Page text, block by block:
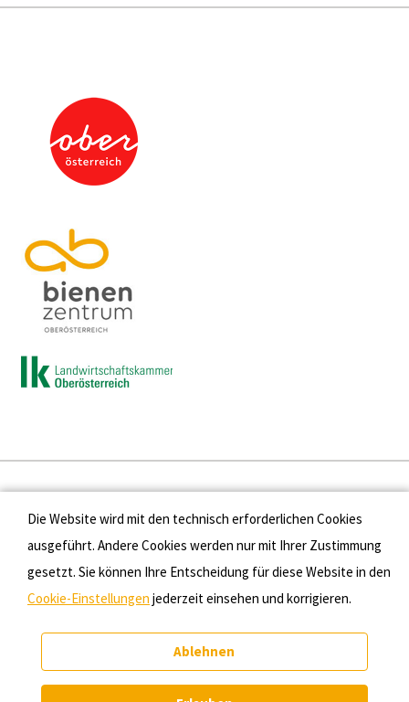
Presse
Kontakt
Datenschutz
Cookie-Einstellungen
Die Website wird mit den technisch erforderlichen Cookies
ausgeführt. Andere Cookies werden nur mit Ihrer Zustimmung
gesetzt. Sie können Ihre Entscheidung für diese Website in den
Cookie-Einstellungen jederzeit einsehen und korrigieren.
Ablehnen